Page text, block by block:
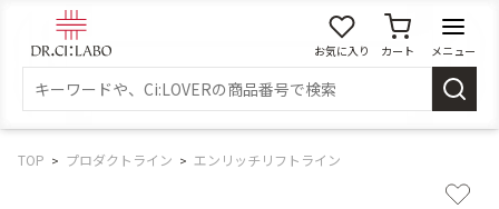
お気に入り カート メニュー
マイページ
TOP プロダクトライン エンリッチリフトライン